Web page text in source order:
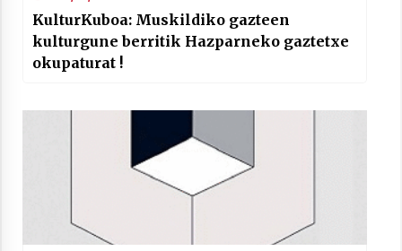
KulturKuboa: Muskildiko gazteen
kulturgune berritik Hazparneko gaztetxe
okupaturat !